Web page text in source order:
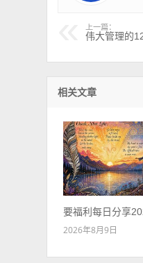
上一篇：
伟大管理的
相关文章
要福利每日分享
2026年8月9日